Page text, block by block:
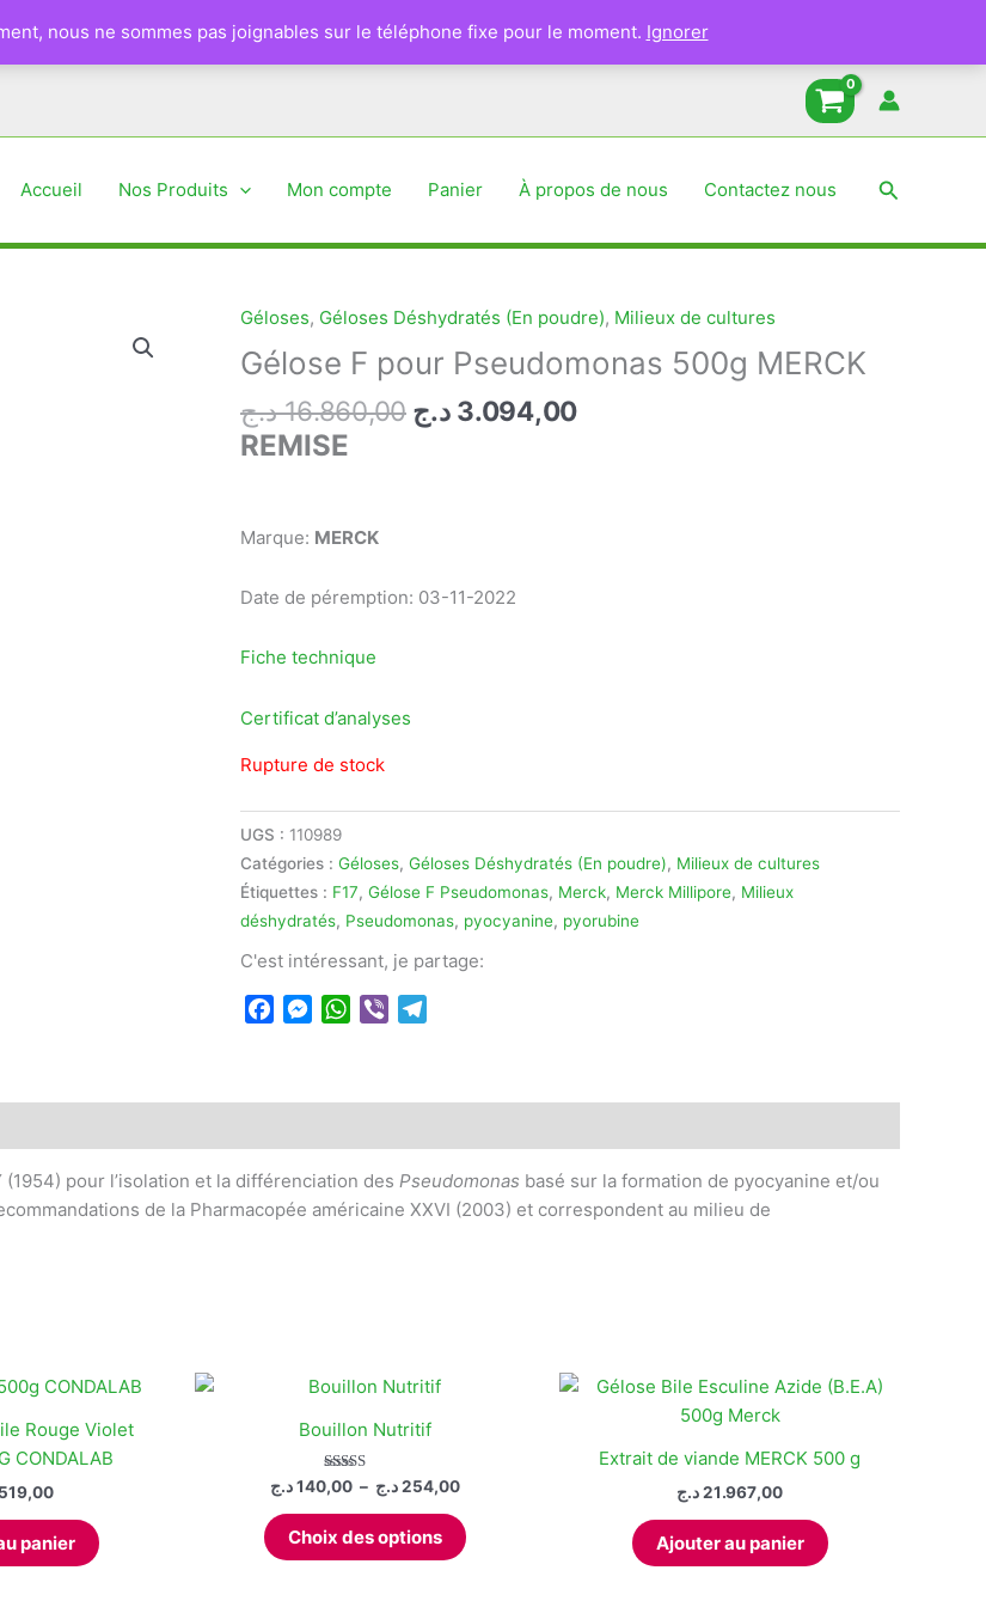
nous ne sommes pas joignables sur le téléphone fixe pour le moment. Ignorer
Accueil Nos Produits Mon compte Panier À propos de nous Contactez nous
Géloses, Géloses Déshydratés (En poudre), Milieux de cultures
Gélose F pour Pseudomonas 500g MERCK
16.860,00 د.ج
Le
prix
3.094,00 د.ج
Le
REMISE
Marque: MERCK
Date de péremption: 03-11-2022
Fiche technique
Certificat d’analyses
Rupture de stock
UGS : 110989
Catégories : Géloses, Géloses Déshydratés (En poudre), Milieux de cultures
Étiquettes : F17, Gélose F Pseudomonas, Merck, Merck Millipore, Milieux
déshydratés, Pseudomonas, pyocyanine, pyorubine
C'est intéressant, je partage:
FacebookMessenger
WhatsApp
Viber
pour l’isolation et la différenciation des Pseudomonas basé sur la formation de pyocyanine et/ou
de la Pharmacopée américaine XXVI (2003) et correspondent au milieu de
Rouge Violet
CONDALAB
panier
Bouillon Nutritif
Note
5.00
sur 5
140,00د.ج – 254,00د.ج
Plage
prix :
140,00 د.ج
Choix des options
produit
Extrait de viande MERCK 500 g
21.967,00د.ج
Ajouter au panier